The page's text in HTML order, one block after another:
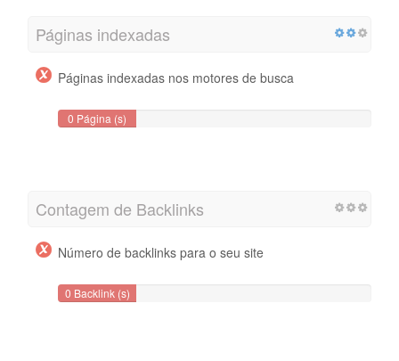
Páginas indexadas
Páginas indexadas nos motores de busca
0 Página (s)
Contagem de Backlinks
Número de backlinks para o seu site
0 Backlink (s)